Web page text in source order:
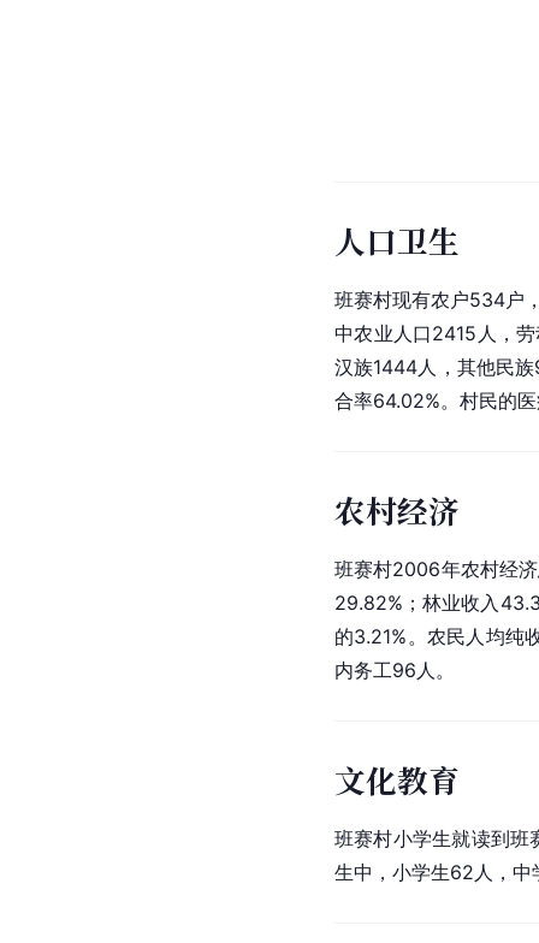
人口卫生
班赛村现有农户534户
中农业人口2415人，
汉族1444人，其他民
合率64.02%。村民的
农村经济
班赛村2006年农村经
29.82%；林业收入
的3.21%。农民人均纯
内务工96人。
文化教育
班赛村小学生就读到班
生中，小学生62人，中